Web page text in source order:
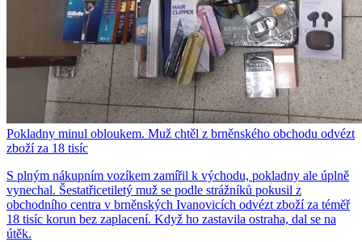
Pokladny minul obloukem. Muž chtěl z brněnského obchodu odvézt
zboží za 18 tisíc
S plným nákupním vozíkem zamířil k východu, pokladny ale úplně
vynechal. Šestatřicetiletý muž se podle strážníků pokusil z
obchodního centra v brněnských Ivanovicích odvézt zboží za téměř
18 tisíc korun bez zaplacení. Když ho zastavila ostraha, dal se na
útěk.